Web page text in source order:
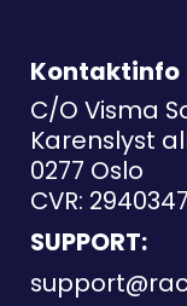
Kontaktinfo
C/O Visma
Karenslyst
0277 Oslo
CVR:
SUPPORT: